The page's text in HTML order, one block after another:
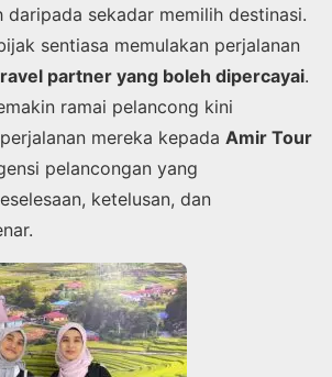
daripada sekadar memilih destinasi.
sentiasa memulakan perjalanan
partner yang boleh dipercayai.
ramai pelancong kini
mereka kepada Amir Tour
pelancongan yang
ketelusan, dan